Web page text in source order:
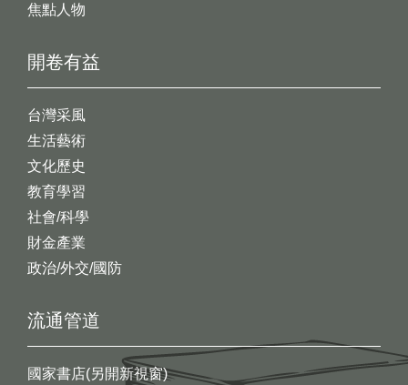
開卷有益
台灣采風
生活藝術
文化歷史
教育學習
社會/科學
財金產業
政治/外交/國防
焦點人物
流通管道
國家書店(另開新視窗)